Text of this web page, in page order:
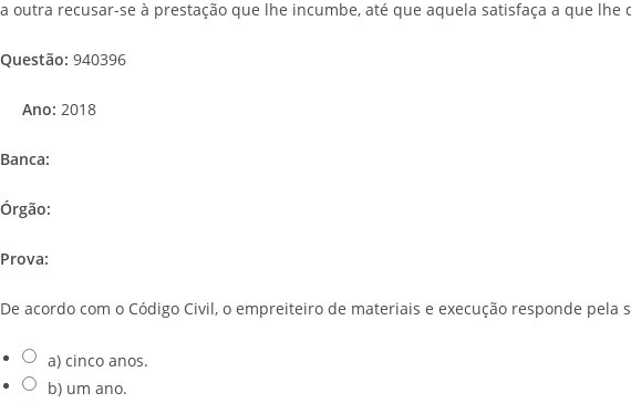
a outra recusar-se à prestação que lhe incumbe, até que aquela satisfaça a que
Questão: 940396
Ano: 2018
Banca:
Órgão:
Prova:
De acordo com o Código Civil, o empreiteiro de materiais e execução responde
a) cinco anos.
b) um ano.